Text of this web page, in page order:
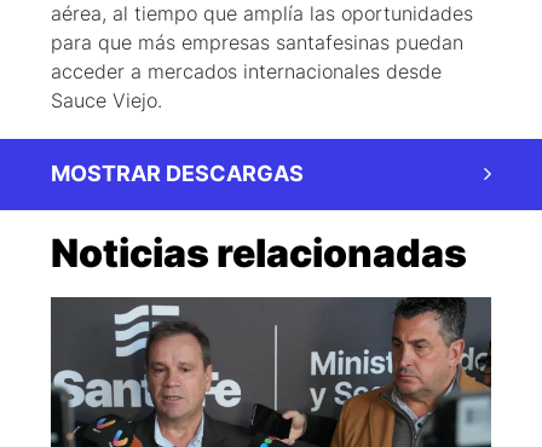
aérea, al tiempo que amplía las oportunidades
para que más empresas santafesinas puedan
acceder a mercados internacionales desde
Sauce Viejo.
MOSTRAR DESCARGAS
Noticias relacionadas